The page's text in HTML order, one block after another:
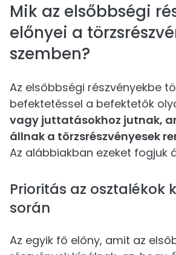
Mik az elsőbbségi
előnyei a
szemben?
Az elsőbbségi részvényekbe
befektetéssel a befektetők
vagy juttatásokhoz jutnak,
állnak a törzsrészvényesek
Az alábbiakban ezeket fogjuk
Prioritás az osztalékok
során
Az egyik fő előny, amit az